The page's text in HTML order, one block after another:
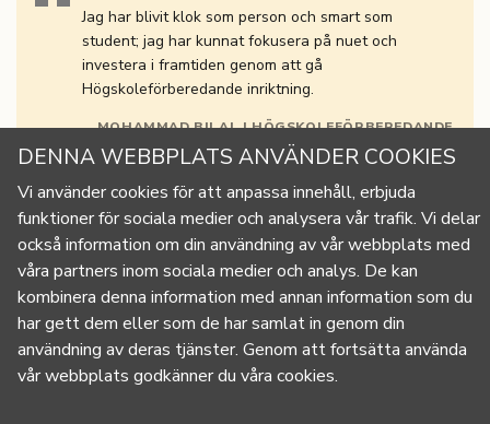
DENNA WEBBPLATS ANVÄNDER COOKIES
Vi använder cookies för att anpassa innehåll, erbjuda
funktioner för sociala medier och analysera vår trafik. Vi delar
också information om din användning av vår webbplats med
våra partners inom sociala medier och analys. De kan
kombinera denna information med annan information som du
har gett dem eller som de har samlat in genom din
användning av deras tjänster. Genom att fortsätta använda
vår webbplats godkänner du våra cookies.
Jag har blivit klok som person och smart som
student; jag har kunnat fokusera på nuet och
investera i framtiden genom att gå
Högskoleförberedande inriktning.
MOHAMMAD BILAL | HÖGSKOLEFÖRBEREDANDE
info@fridhemsfolkhogskola.se
FRIDHEMS FOLKHÖGSKOLA